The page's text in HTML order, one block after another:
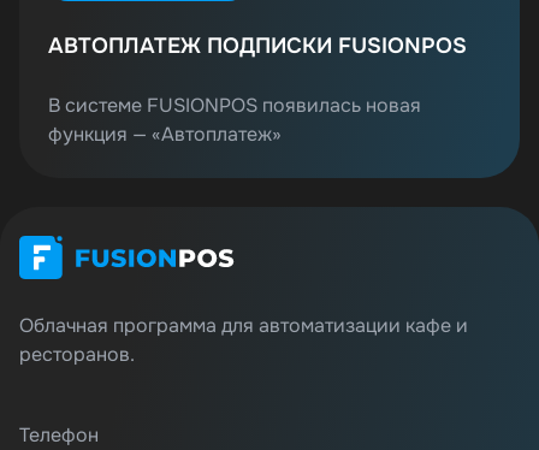
АВТОПЛАТЕЖ ПОДПИСКИ FUSIONPOS
В системе FUSIONPOS появилась новая
функция — «Автоплатеж»
Облачная программа для автоматизации кафе и
ресторанов.
Телефон